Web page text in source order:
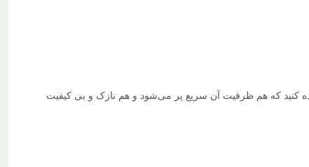
کنید که هم ظرفیت آن سریع پر می‌شود و هم نازک و بی کیفیت